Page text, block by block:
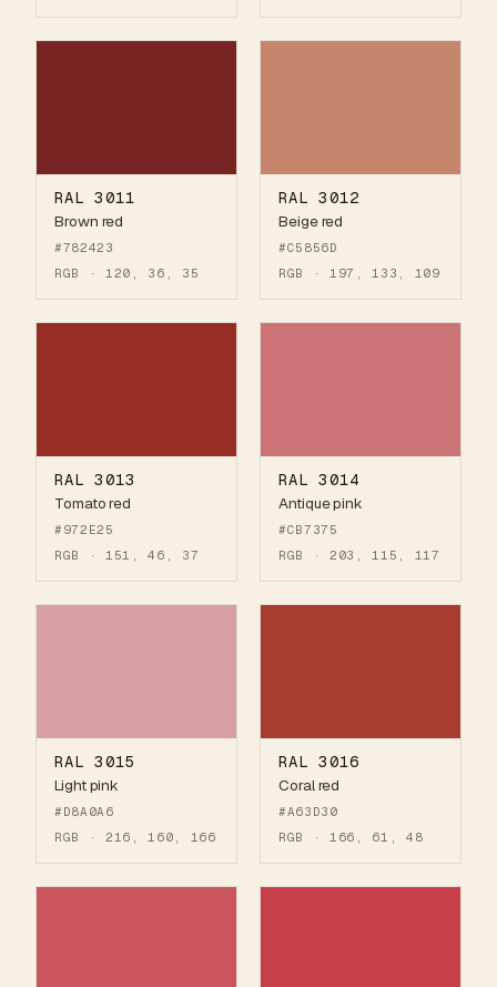
RAL 3011
Brown red
#782423
RGB · 120, 36, 35
RAL 3012
Beige red
#C5856D
RGB · 197, 133, 109
RAL 3013
Tomato red
#972E25
RGB · 151, 46, 37
RAL 3014
Antique pink
#CB7375
RGB · 203, 115, 117
RAL 3015
Light pink
#D8A0A6
RGB · 216, 160, 166
RAL 3016
Coral red
#A63D30
RGB · 166, 61, 48